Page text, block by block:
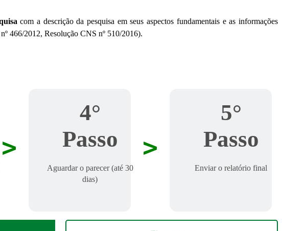
com a descrição da pesquisa em seus aspectos fundamentais e as informações
466/2012, Resolução CNS nº 510/2016).
>
4°
Passo
Aguardar o parecer (até 30
dias)
>
5°
Passo
Enviar o relatório final